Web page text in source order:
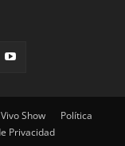
Vivo Show
Política
Privacidad